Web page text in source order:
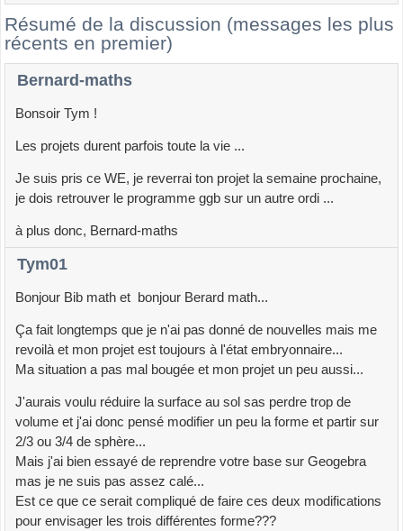
Résumé de la discussion (messages les plus
récents en premier)
Bernard-maths
Bonsoir Tym !
Les projets durent parfois toute la vie ...
Je suis pris ce WE, je reverrai ton projet la semaine prochaine,
je dois retrouver le programme ggb sur un autre ordi ...
à plus donc, Bernard-maths
Tym01
Bonjour Bib math et bonjour Berard math...
Ça fait longtemps que je n'ai pas donné de nouvelles mais me
revoilà et mon projet est toujours à l'état embryonnaire...
Ma situation a pas mal bougée et mon projet un peu aussi...
J'aurais voulu réduire la surface au sol sas perdre trop de
volume et j'ai donc pensé modifier un peu la forme et partir sur
2/3 ou 3/4 de sphère...
Mais j'ai bien essayé de reprendre votre base sur Geogebra
mas je ne suis pas assez calé...
Est ce que ce serait compliqué de faire ces deux modifications
pour envisager les trois différentes forme???